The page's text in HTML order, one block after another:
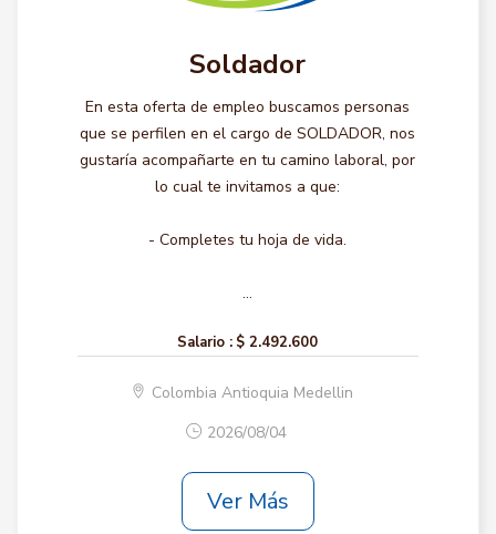
Soldador
En esta oferta de empleo buscamos personas
que se perfilen en el cargo de SOLDADOR, nos
gustaría acompañarte en tu camino laboral, por
lo cual te invitamos a que:
- Completes tu hoja de vida.
...
Salario : $ 2.492.600
Colombia Antioquia Medellin
2026/08/04
Ver Más